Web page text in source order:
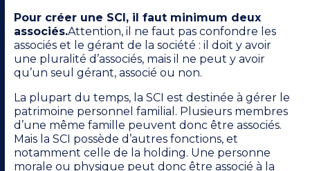
Pour créer une SCI, il faut minimum deux
associés.Attention, il ne faut pas confondre les
associés et le gérant de la société : il doit y avoir
une pluralité d’associés, mais il ne peut y avoir
qu’un seul gérant, associé ou non.
La plupart du temps, la SCI est destinée à gérer le
patrimoine personnel familial. Plusieurs membres
d’une même famille peuvent donc être associés.
Mais la SCI possède d’autres fonctions, et
notamment celle de la holding. Une personne
morale ou physique peut donc être associé à la